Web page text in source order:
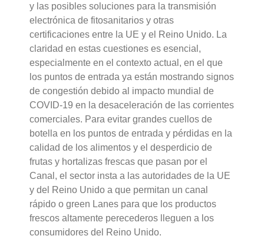
y las posibles soluciones para la transmisión
electrónica de fitosanitarios y otras
certificaciones entre la UE y el Reino Unido. La
claridad en estas cuestiones es esencial,
especialmente en el contexto actual, en el que
los puntos de entrada ya están mostrando signos
de congestión debido al impacto mundial de
COVID-19 en la desaceleración de las corrientes
comerciales. Para evitar grandes cuellos de
botella en los puntos de entrada y pérdidas en la
calidad de los alimentos y el desperdicio de
frutas y hortalizas frescas que pasan por el
Canal, el sector insta a las autoridades de la UE
y del Reino Unido a que permitan un canal
rápido o green Lanes para que los productos
frescos altamente perecederos lleguen a los
consumidores del Reino Unido.